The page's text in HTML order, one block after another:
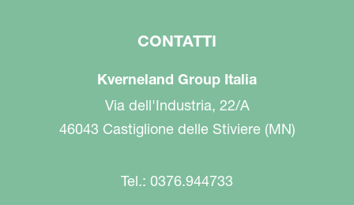
CONTATTI
Kverneland Group Italia
Via dell'Industria, 22/A
46043 Castiglione delle Stiviere (MN)
Tel.: 0376.944733